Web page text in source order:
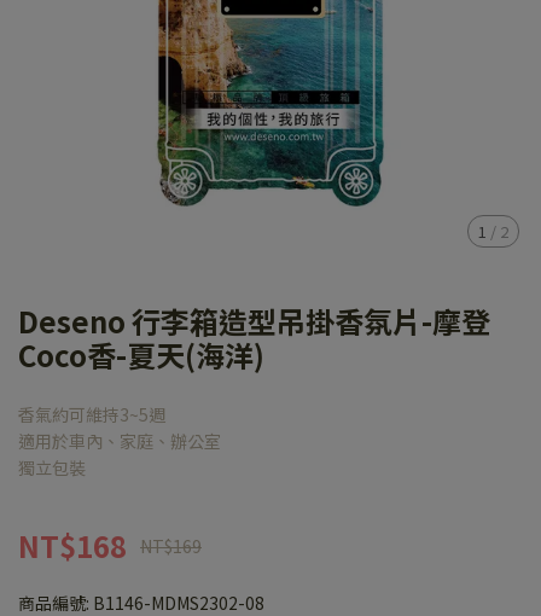
1 / 2
Deseno 行李箱造型吊掛香氛片-摩登
Coco香-夏天(海洋)
香氣約可維持3~5週
適用於車內、家庭、辦公室
獨立包裝
NT$168 NT$169
商品編號: B1146-MDMS2302-08